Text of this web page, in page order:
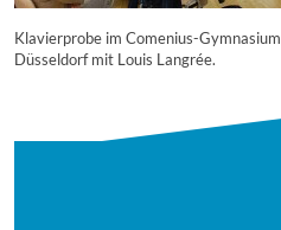
Klavierprobe im Comenius-Gymnasium
Düsseldorf mit Louis Langrée.